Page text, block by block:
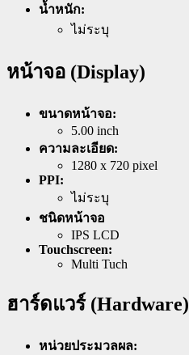
น้ำหนัก:
ไม่ระบุ
หน้าจอ (Display)
ขนาดหน้าจอ:
5.00 inch
ความละเอียด:
1280 x 720 pixel
PPI:
ไม่ระบุ
ชนิดหน้าจอ
IPS LCD
Touchscreen:
Multi Tuch
ฮาร์ดแวร์ (Hardware)
หน่วยประมวลผล: